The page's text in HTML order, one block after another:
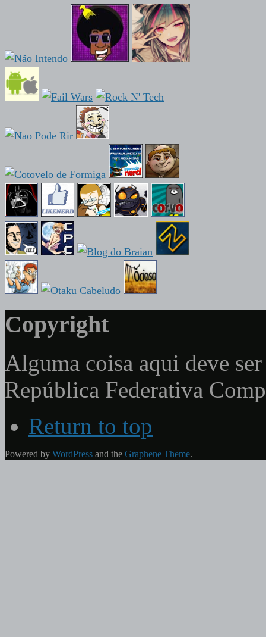
Copyright
Alguma coisa aqui deve
República Federativa
Return to top
Powered by WordPress and the Graphene Theme.